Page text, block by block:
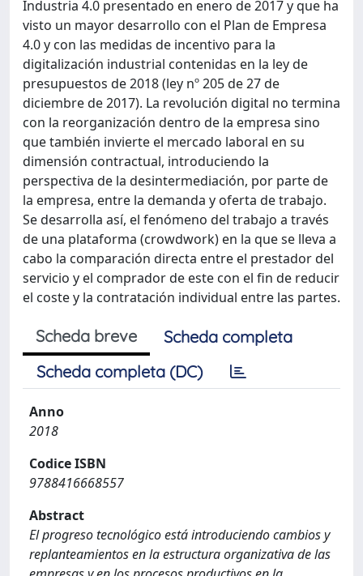
Industria 4.0 presentado en enero de 2017 y que ha
visto un mayor desarrollo con el Plan de Empresa
4.0 y con las medidas de incentivo para la
digitalización industrial contenidas en la ley de
presupuestos de 2018 (ley nº 205 de 27 de
diciembre de 2017). La revolución digital no termina
con la reorganización dentro de la empresa sino
que también invierte el mercado laboral en su
dimensión contractual, introduciendo la
perspectiva de la desintermediación, por parte de
la empresa, entre la demanda y oferta de trabajo.
Se desarrolla así, el fenómeno del trabajo a través
de una plataforma (crowdwork) en la que se lleva a
cabo la comparación directa entre el prestador del
servicio y el comprador de este con el fin de reducir
el coste y la contratación individual entre las partes.
Scheda breve
Scheda completa
Scheda completa (DC)
Anno
2018
Codice ISBN
9788416668557
Abstract
El progreso tecnológico está introduciendo cambios y
replanteamientos en la estructura organizativa de las